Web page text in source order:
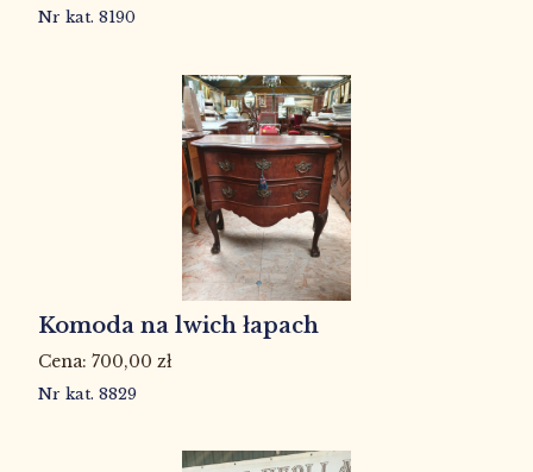
Nr kat. 8190
Komoda na lwich łapach
700,00zł
Nr kat. 8829